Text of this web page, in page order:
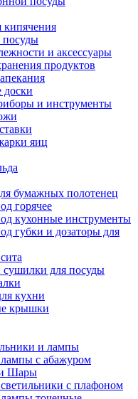
кипячения
и аксессуары
продуктов
доски
и инструменты
яиц
бумажных полотенец
горячее
кухонные инструменты
губки и дозаторы для
сушилки для посуды
кухни
крышки
и лампы
с абажуром
Шары
с плафоном